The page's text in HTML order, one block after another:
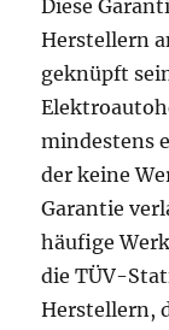
Diese
Herstellern
geknüpft
mindestens
der keine
Garantie
häufige
die TÜV-
Herstellern,